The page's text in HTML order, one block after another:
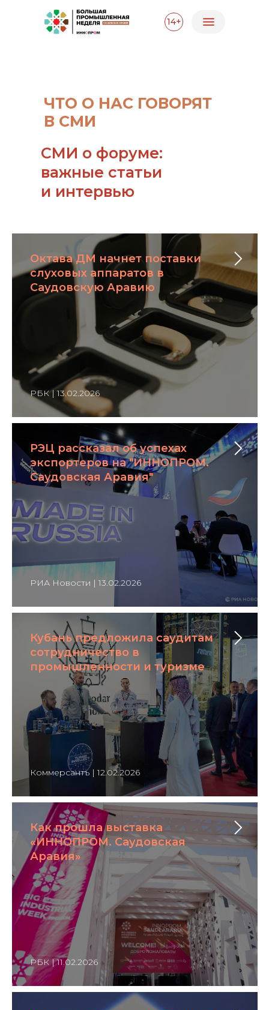
14+
ЧТО О НАС ГОВОРЯТ
В СМИ
СМИ о форуме:
важные статьи
и интервью
Октава ДМ начнет поставки
слуховых аппаратов в
Саудовскую Аравию
РБК | 13.02.2026
РЭЦ рассказал об успехах
экспортеров на "ИННОПРОМ.
Саудовская Аравия"
РИА Новости | 13.02.2026
Кубань предложила саудитам
сотрудничество в
промышленности и туризме
Коммерсантъ | 12.02.2026
Как прошла выставка
«ИННОПРОМ. Саудовская
Аравия»
РБК | 11.02.2026